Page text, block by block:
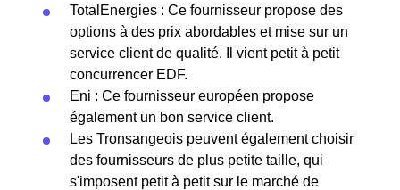
TotalEnergies : Ce fournisseur propose des
options à des prix abordables et mise sur un
service client de qualité. Il vient petit à petit
concurrencer EDF.
Eni : Ce fournisseur européen propose
également un bon service client.
Les Tronsangeois peuvent également choisir
des fournisseurs de plus petite taille, qui
s'imposent petit à petit sur le marché de